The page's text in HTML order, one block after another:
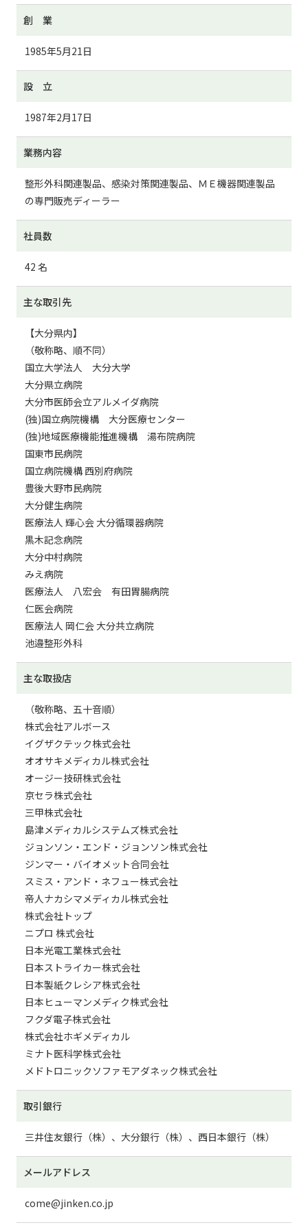
創 業
1985年5月21日
設 立
1987年2月17日
業務内容
整形外科関連製品、感染対策関連製品、ＭＥ機器関連製品
の専門販売ディーラー
社員数
42 名
主な取引先
【大分県内】
（敬称略、順不同）
国立大学法人 大分大学
大分県立病院
大分市医師会立アルメイダ病院
(独)国立病院機構 大分医療センター
(独)地域医療機能推進機構 湯布院病院
国東市民病院
国立病院機構 西別府病院
豊後大野市民病院
大分健生病院
医療法人 輝心会 大分循環器病院
黒木記念病院
大分中村病院
みえ病院
医療法人 八宏会 有田胃腸病院
仁医会病院
医療法人 岡仁会 大分共立病院
池邉整形外科
主な取扱店
（敬称略、五十音順）
株式会社アルボース
イグザクテック株式会社
オオサキメディカル株式会社
オージー技研株式会社
京セラ株式会社
三甲株式会社
島津メディカルシステムズ株式会社
ジョンソン・エンド・ジョンソン株式会社
ジンマー・バイオメット合同会社
スミス・アンド・ネフュー株式会社
帝人ナカシマメディカル株式会社
株式会社トップ
ニプロ 株式会社
日本光電工業株式会社
日本ストライカー株式会社
日本製紙クレシア株式会社
日本ヒューマンメディク株式会社
フクダ電子株式会社
株式会社ホギメディカル
ミナト医科学株式会社
メドトロニックソファモアダネック株式会社
取引銀行
三井住友銀行（株）、大分銀行（株）、西日本銀行（株）
メールアドレス
come@jinken.co.jp